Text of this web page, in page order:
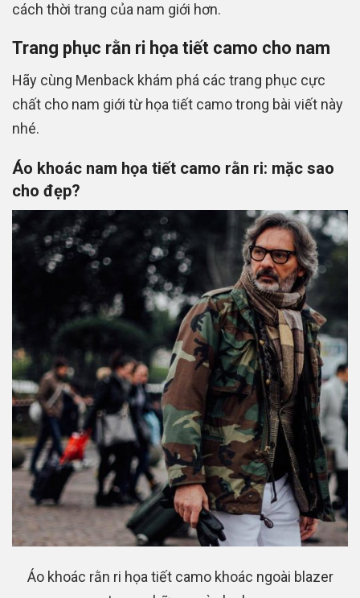
cách thời trang của nam giới hơn.
Trang phục rằn ri họa tiết camo cho nam
Hãy cùng Menback khám phá các trang phục cực
chất cho nam giới từ họa tiết camo trong bài viết này
nhé.
Áo khoác nam họa tiết camo rằn ri: mặc sao
cho đẹp?
Áo khoác rằn ri họa tiết camo khoác ngoài blazer